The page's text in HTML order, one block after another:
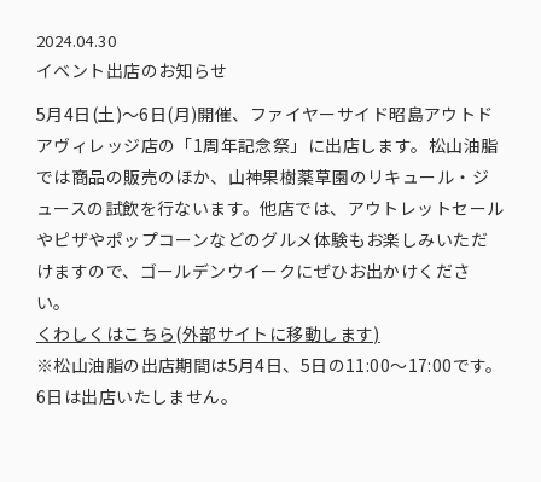
2024.04.30
イベント出店のお知らせ
5月4日(土)～6日(月)開催、ファイヤーサイド昭島アウトド
アヴィレッジ店の「1周年記念祭」に出店します。松山油脂
では商品の販売のほか、山神果樹薬草園のリキュール・ジ
ュースの試飲を行ないます。他店では、アウトレットセール
やピザやポップコーンなどのグルメ体験もお楽しみいただ
けますので、ゴールデンウイークにぜひお出かけくださ
い。
くわしくはこちら(外部サイトに移動します)
※松山油脂の出店期間は5月4日、5日の11:00～17:00です。
6日は出店いたしません。